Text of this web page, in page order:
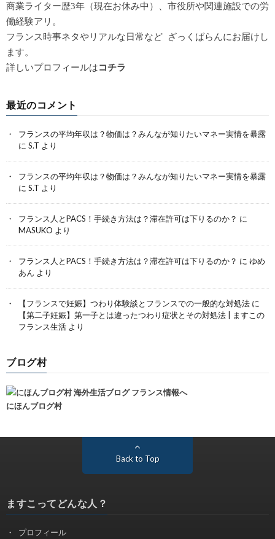
商業ライター歴3年（現在お休み中）、市役所や関連施設での労
働経験アリ。
フランス時事ネタやリアルな日常など ざっくばらんにお届けし
ます。
詳しいプロフィールはコチラ
最近のコメント
フランスの平均年収は？物価は？みんなが知りたいマネー実情を暴露
に S.T より
フランスの平均年収は？物価は？みんなが知りたいマネー実情を暴露
に S.T より
フランス人とPACS！手続き方法は？滞在許可は下りるのか？ に
MASUKO より
フランス人とPACS！手続き方法は？滞在許可は下りるのか？ に ゆめ
あん より
【フランスで妊娠】つわり体験談とフランスでの一般的な対処法 に
【第二子妊娠】第一子とは違ったつわり症状とその対処法 | ますこの
フランス生活 より
ブログ村
にほんブログ村
Back to Top
ますこってどんな人？
プロフィール